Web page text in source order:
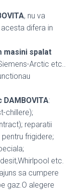
, nu va
difera in
masini spalat
Arctic etc..
:
chillere);
reparatii
frigidere;
etc.
sa cumpere
gaz.O alegere